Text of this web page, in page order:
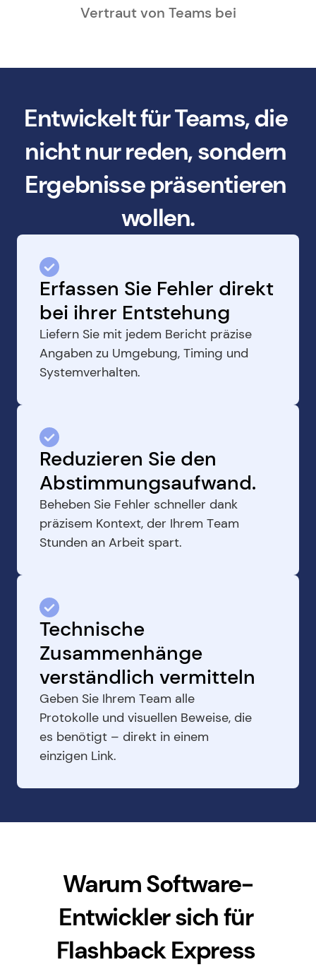
Vertraut von Teams bei
Entwickelt für Teams, die
nicht nur reden, sondern
Ergebnisse präsentieren
wollen.
Erfassen Sie Fehler direkt
bei ihrer Entstehung
Liefern Sie mit jedem Bericht präzise
Angaben zu Umgebung, Timing und
Systemverhalten.
Reduzieren Sie den
Abstimmungsaufwand.
Beheben Sie Fehler schneller dank
präzisem Kontext, der Ihrem Team
Stunden an Arbeit spart.
Technische
Zusammenhänge
verständlich vermitteln
Geben Sie Ihrem Team alle
Protokolle und visuellen Beweise, die
es benötigt – direkt in einem
einzigen Link.
Warum Software-
Entwickler sich für
Flashback Express